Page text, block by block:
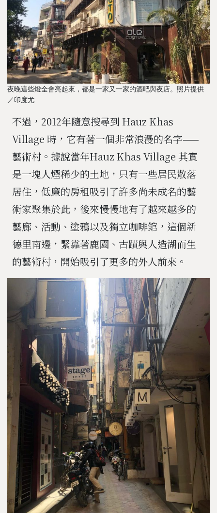
夜晚這些燈全會亮起來，都是一家又一家的酒吧與夜店。照片提供
／印度尤
不過，2012年隨意搜尋到 Hauz Khas
Village 時，它有著一個非常浪漫的名字——
藝術村。據說當年Hauz Khas Village 其實
是一塊人煙稀少的土地，只有一些居民散落
居住，低廉的房租吸引了許多尚未成名的藝
術家聚集於此，後來慢慢地有了越來越多的
藝廊、活動、塗鴉以及獨立咖啡館，這個新
德里南邊，緊靠著鹿園、古蹟與人造湖而生
的藝術村，開始吸引了更多的外人前來。